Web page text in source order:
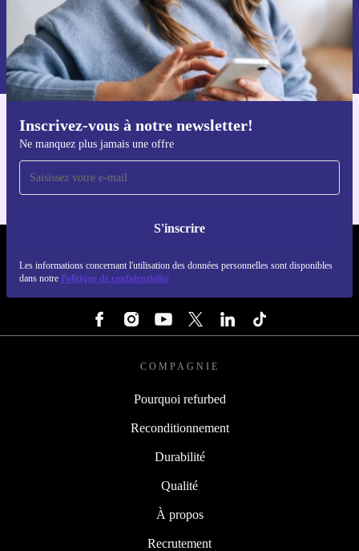
Inscrivez-vous à notre newsletter!
Ne manquez plus jamais une offre
S'inscrire
Les informations concernant l'utilisation des données personnelles sont disponibles
dans notre Politique de confidentialité
S'inscrire
Retrouvez les informations sur l'utilisation des données personnelles
dans notre
politique de confidentialité.
Téléchargez l'application refurbed
Pour iOS et Android
COMPAGNIE
Pourquoi refurbed
Reconditionnement
Durabilité
Qualité
À propos
Recrutement